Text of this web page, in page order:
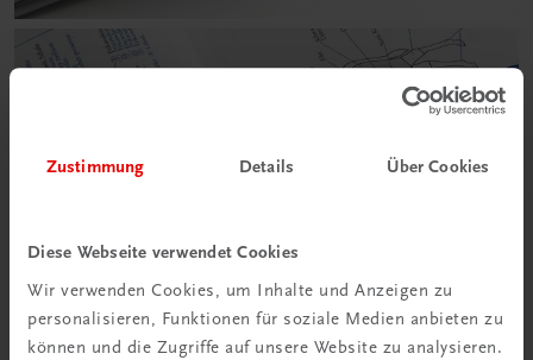
Zustimmung Details Über Cookies
Diese Webseite verwendet Cookies
Wir verwenden Cookies, um Inhalte und Anzeigen zu
personalisieren, Funktionen für soziale Medien anbieten zu
können und die Zugriffe auf unsere Website zu analysieren.